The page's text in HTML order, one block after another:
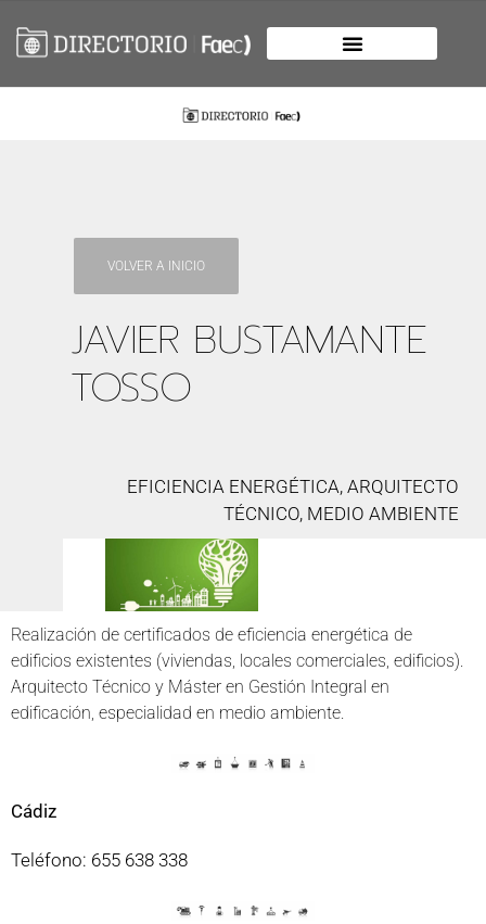
VOLVER A INICIO
JAVIER BUSTAMANTE
TOSSO
EFICIENCIA ENERGÉTICA, ARQUITECTO
TÉCNICO, MEDIO AMBIENTE
Realización de certificados de eficiencia energética de
edificios existentes (viviendas, locales comerciales, edificios).
Arquitecto Técnico y Máster en Gestión Integral en
edificación, especialidad en medio ambiente.
Cádiz
Teléfono: 655 638 338